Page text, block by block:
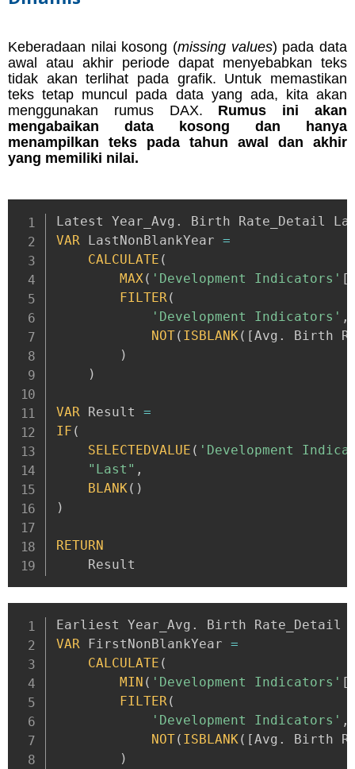
Keberadaan nilai kosong (missing values) pada data
awal atau akhir periode dapat menyebabkan teks
tidak akan terlihat pada grafik. Untuk memastikan
teks tetap muncul pada data yang ada, kita akan
menggunakan rumus DAX. Rumus ini akan
mengabaikan data kosong dan hanya
menampilkan teks pada tahun awal dan akhir
yang memiliki nilai.
Latest Year_Avg .
Birth Rate_Detail
VAR LastNonBlankYear =
CALCULATE (
MAX( 'Development Indicators' [
FILTER(
'Development Indicators' ,
NOT( ISBLANK( [Avg .
Birth
)
)
VAR Result =
IF (
SELECTEDVALUE ( 'Development
"Last" ,
BLANK( )
)
RETURN
    Result
Earliest Year_Avg .
Birth Rate_Detail
VAR FirstNonBlankYear =
CALCULATE (
MIN ( 'Development Indicators' [
FILTER(
'Development Indicators' ,
NOT( ISBLANK( [Avg .
Birth
)